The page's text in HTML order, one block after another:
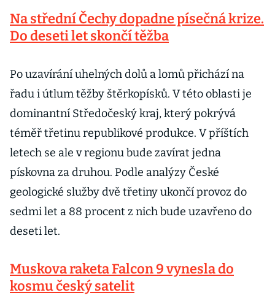
Na střední Čechy dopadne písečná krize.
Do deseti let skončí těžba
Po uzavírání uhelných dolů a lomů přichází na
řadu i útlum těžby štěrkopísků. V této oblasti je
dominantní Středočeský kraj, který pokrývá
téměř třetinu republikové produkce. V příštích
letech se ale v regionu bude zavírat jedna
pískovna za druhou. Podle analýzy České
geologické služby dvě třetiny ukončí provoz do
sedmi let a 88 procent z nich bude uzavřeno do
deseti let.
Muskova raketa Falcon 9 vynesla do
kosmu český satelit